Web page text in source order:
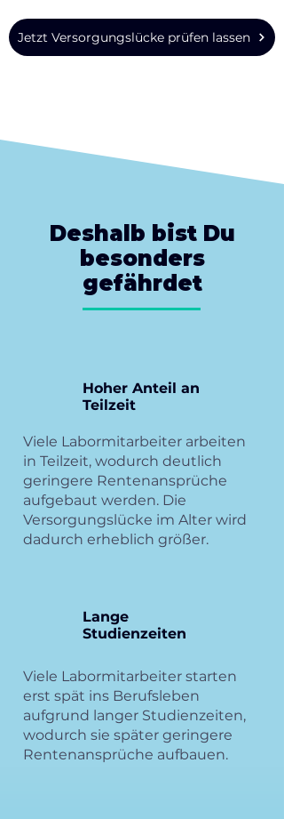
Jetzt Versorgungslücke prüfen lassen
Deshalb bist Du
besonders
gefährdet
Hoher Anteil an
Teilzeit
Viele Labormitarbeiter arbeiten
in Teilzeit, wodurch deutlich
geringere Rentenansprüche
aufgebaut werden. Die
Versorgungslücke im Alter wird
dadurch erheblich größer.
Lange
Studienzeiten
Viele Labormitarbeiter starten
erst spät ins Berufsleben
aufgrund langer Studienzeiten,
wodurch sie später geringere
Rentenansprüche aufbauen.